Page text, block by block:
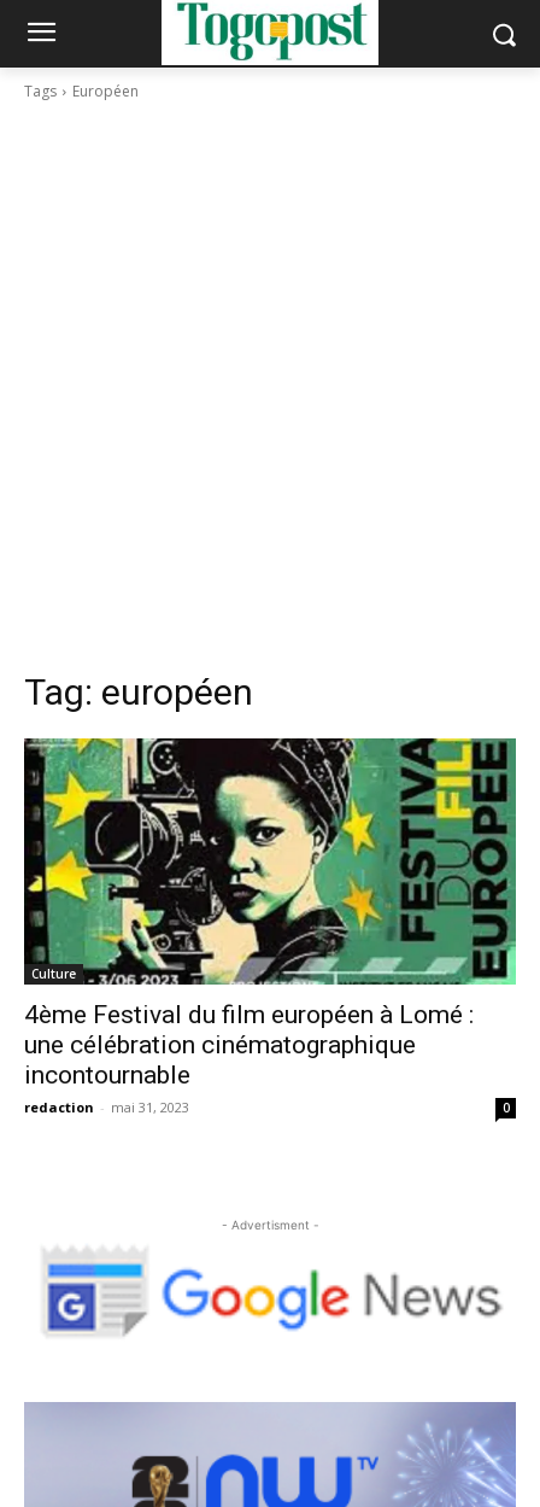
Tags Européen
Tag: européen
Culture
4ème Festival du film européen à Lomé :
une célébration cinématographique
incontournable
redaction - mai 31, 2023 0
- Advertisment -